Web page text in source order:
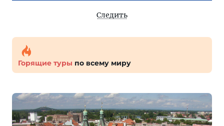
Следить
Горящие туры по всему миру